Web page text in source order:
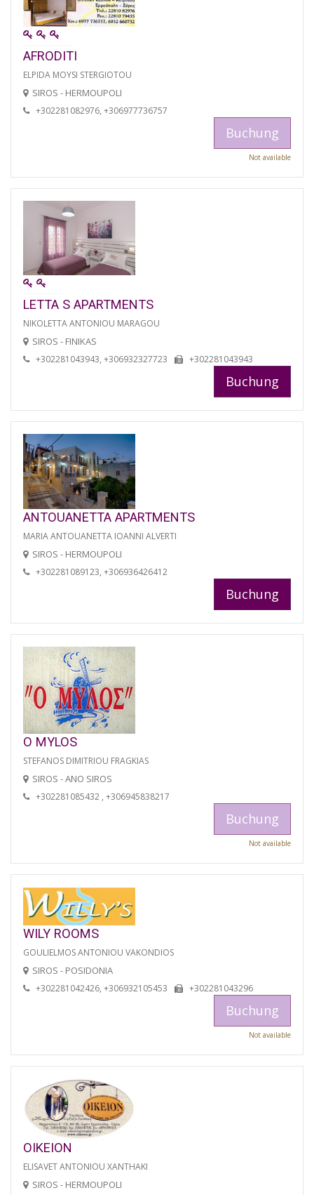
AFRODITI
ELPIDA MOYSI STERGIOTOU
SIROS - HERMOUPOLI
+302281082976, +306977736757
Buchung
Not available
LETTA S APARTMENTS
NIKOLETTA ANTONIOU MARAGOU
SIROS - FINIKAS
+302281043943, +306932327723 +302281043943
Buchung
ANTOUANETTA APARTMENTS
MARIA ANTOUANETTA IOANNI ALVERTI
SIROS - HERMOUPOLI
+302281089123, +306936426412
Buchung
O MYLOS
STEFANOS DIMITRIOU FRAGKIAS
SIROS - ANO SIROS
+302281085432 , +306945838217
Buchung
Not available
WILY ROOMS
GOULIELMOS ANTONIOU VAKONDIOS
SIROS - POSIDONIA
+302281042426, +306932105453 +302281043296
Buchung
Not available
OIKEION
ELISAVET ANTONIOU XANTHAKI
SIROS - HERMOUPOLI